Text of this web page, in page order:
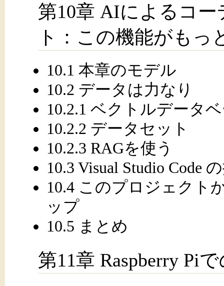
第10章 AIによるコ
ト：この機能がもっ
10.1 本章のモデル
10.2 データは力なり
10.2.1 ベクトルデータ
10.2.2 データセット
10.2.3 RAGを使う
10.3 Visual Studio Code
10.4 このプロジェクト
ップ
10.5 まとめ
第11章 Raspberry Pi